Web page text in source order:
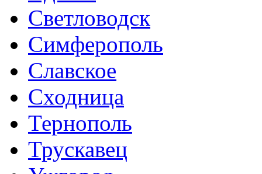
Светловодск
Симферополь
Славское
Сходница
Тернополь
Трускавец